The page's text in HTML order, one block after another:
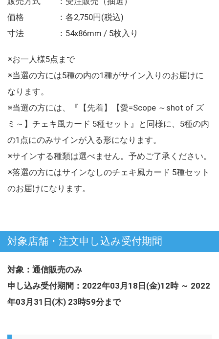
価格 ：各2,750円(税込)
寸法 ：54x86mm / 5枚入り
※お一人様5点まで
※当選の方には5種の内の1種がサイン入りのお届けに
なります。
※当選の方には、『【先着】【愛=Scope ～shot of ズ
ミ～】チェキ風カード 5種セット』と同様に、5種の内
の1点にのみサインが入る形になります。
※サインする種類は選べません。予めご了承ください。
※落選の方にはサインなしのチェキ風カード 5種セット
のお届けになります。
対象店舗・注文申し込み受付期間
対象：通信販売のみ
申し込み受付期間：2022年03月18日(金)12時 ～ 2022
年03月31日(木) 23時59分まで